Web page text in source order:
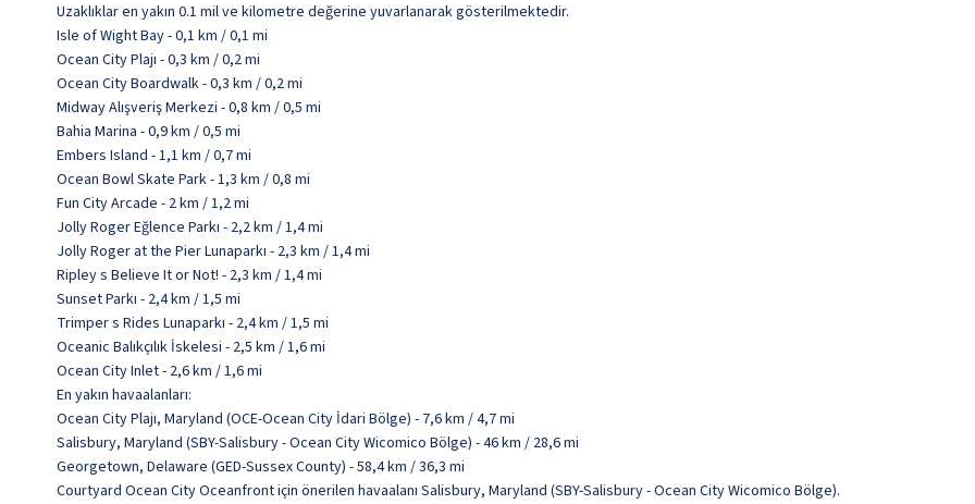
Uzaklıklar en yakın 0.1 mil ve kilometre değerine yuvarlanarak gösterilmektedir.
Isle of Wight Bay - 0,1 km / 0,1 mi
Ocean City Plajı - 0,3 km / 0,2 mi
Ocean City Boardwalk - 0,3 km / 0,2 mi
Midway Alışveriş Merkezi - 0,8 km / 0,5 mi
Bahia Marina - 0,9 km / 0,5 mi
Embers Island - 1,1 km / 0,7 mi
Ocean Bowl Skate Park - 1,3 km / 0,8 mi
Fun City Arcade - 2 km / 1,2 mi
Jolly Roger Eğlence Parkı - 2,2 km / 1,4 mi
Jolly Roger at the Pier Lunaparkı - 2,3 km / 1,4 mi
Ripley s Believe It or Not! - 2,3 km / 1,4 mi
Sunset Parkı - 2,4 km / 1,5 mi
Trimper s Rides Lunaparkı - 2,4 km / 1,5 mi
Oceanic Balıkçılık İskelesi - 2,5 km / 1,6 mi
Ocean City Inlet - 2,6 km / 1,6 mi
En yakın havaalanları:
Ocean City Plajı, Maryland (OCE-Ocean City İdari Bölge) - 7,6 km / 4,7 mi
Salisbury, Maryland (SBY-Salisbury - Ocean City Wicomico Bölge) - 46 km / 28,6 mi
Georgetown, Delaware (GED-Sussex County) - 58,4 km / 36,3 mi
Courtyard Ocean City Oceanfront için önerilen havaalanı Salisbury, Maryland (SBY-Salisbury - Ocean City Wicomico Bölge).